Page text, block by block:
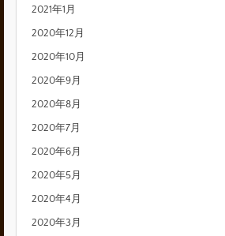
2021年1月
2020年12月
2020年10月
2020年9月
2020年8月
2020年7月
2020年6月
2020年5月
2020年4月
2020年3月